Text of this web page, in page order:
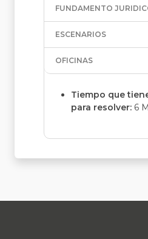
FUNDAMENTO
ESCENARIOS
OFICINAS
Tiempo que
para resolver: 6